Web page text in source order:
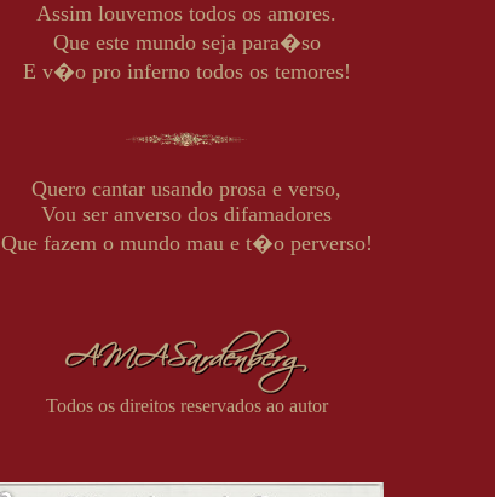
Assim louvemos todos os amores.
Que este mundo seja para�so
E v�o pro inferno todos os temores!
Quero cantar usando prosa e verso,
Vou ser anverso dos difamadores
Que fazem o mundo mau e t�o perverso!
Todos os direitos reservados ao autor